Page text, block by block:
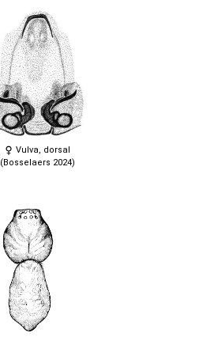
Vulva, dorsal
(Bosselaers 2024)